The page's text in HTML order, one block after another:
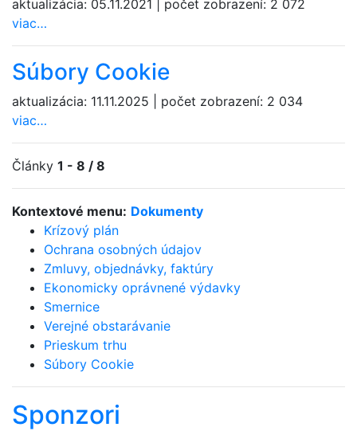
Kontextové menu: Dokumenty
Krízový plán
Ochrana osobných údajov
Zmluvy, objednávky, faktúry
Ekonomicky oprávnené výdavky
Smernice
Verejné obstarávanie
Prieskum trhu
Súbory Cookie
Sponzori
aktualizácia: 05.11.2021 počet zobrazení: 2 072
viac…
Súbory Cookie
aktualizácia: 11.11.2025 počet zobrazení: 2 034
viac…
Články 1 - 8 / 8